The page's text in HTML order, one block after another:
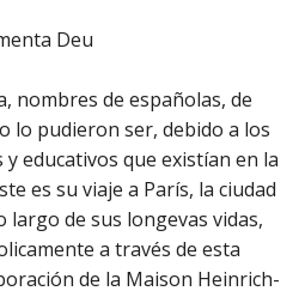
Deu
nombres de españolas, de
lo pudieron ser, debido a los
educativos que existían en la
es su viaje a París, la ciudad
largo de sus longevas vidas,
a través de esta
de la Maison Heinrich-